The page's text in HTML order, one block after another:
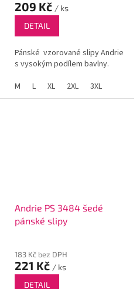
209 Kč / ks
DETAIL
Pánské vzorované slipy Andrie
s vysokým podílem bavlny.
M
L XL 2XL 3XL
Andrie PS 3484 šedé
pánské slipy
183 Kč bez DPH
221 Kč / ks
DETAIL